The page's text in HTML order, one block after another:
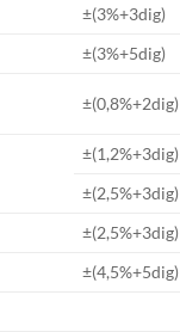
±(3%+3dig)
±(3%+5dig)
±(0,8%+2dig)
±(1,2%+3dig)
±(2,5%+3dig)
±(2,5%+3dig)
±(4,5%+5dig)